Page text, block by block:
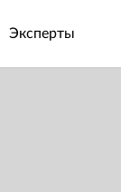
Эксперты